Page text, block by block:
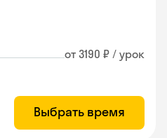
от 3190 ₽ / урок
Выбрать время